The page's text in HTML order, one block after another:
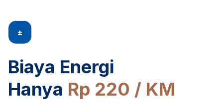
±
Biaya Energi
Hanya Rp 220 / KM